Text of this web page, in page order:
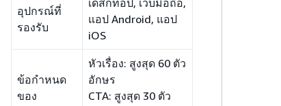
อุปกรณ์ที่
รองรับ
เดสก์ท็อป, เว็บมือถือ,
แอป Android, แอป
iOS
ข้อกำหนด
ของ
หัวเรื่อง: สูงสุด 60 ตัว
อักษร
CTA: สูงสุด 30 ตัว